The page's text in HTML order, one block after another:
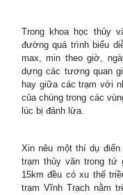
Trong khoa học thủy
đường quá trình biểu
max, min theo giờ,
dựng các tương quan
hay giữa các trạm với
của chúng trong các
lúc bị đánh lừa.
Xin nêu một thí dụ
trạm thủy văn trong tứ
15km đều có xu thế
trạm Vĩnh Trạch nằm